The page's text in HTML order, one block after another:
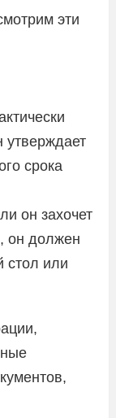
эти
утверждает
срока
он захочет
он должен
стол или